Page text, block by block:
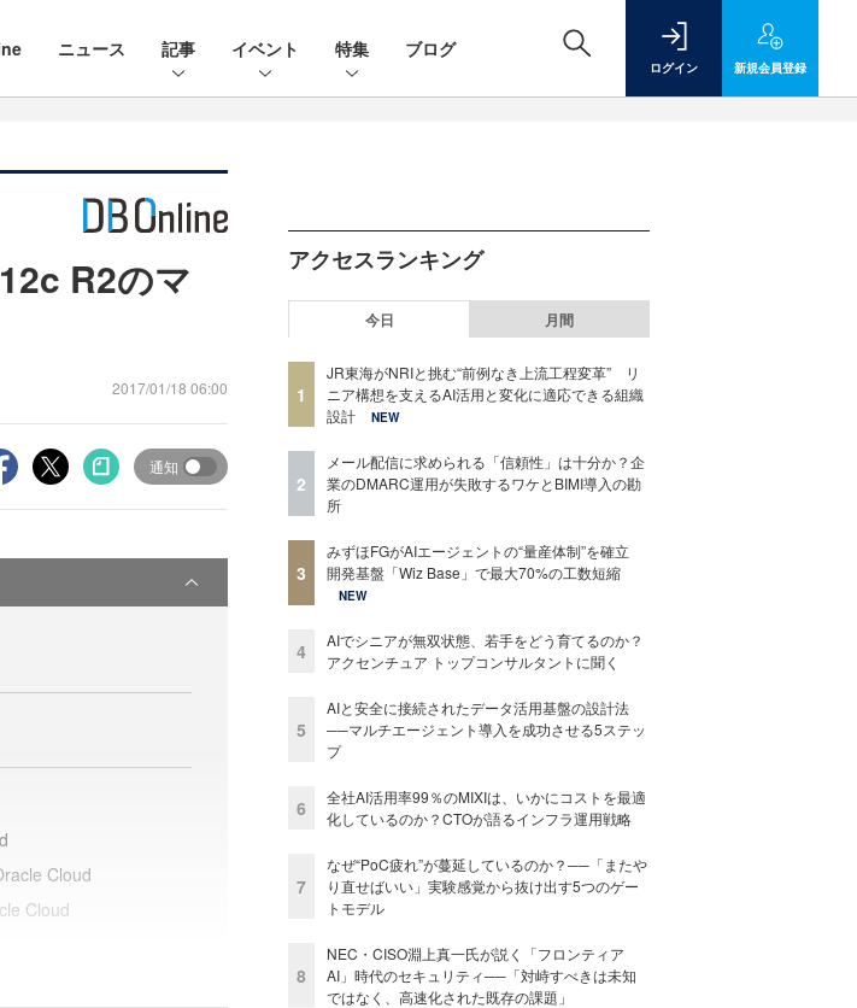
ニュース 記事 イベント 特集 ブログ
ログイン 新規会員登録
R2のマ
2017/01/18 06:00
通知
Cloud
Cloud
アクセスランキング
今日 月間
1
JR東海がNRIと挑む“前例なき上流工程変革” リ
ニア構想を支えるAI活用と変化に適応できる組織
設計
NEW
2
メール配信に求められる「信頼性」は十分か？企
業のDMARC運用が失敗するワケとBIMI導入の勘
所
3
みずほFGがAIエージェントの“量産体制”を確立
開発基盤「Wiz Base」で最大70%の工数短縮
NEW
4
AIでシニアが無双状態、若手をどう育てるのか？
アクセンチュア トップコンサルタントに聞く
5
AIと安全に接続されたデータ活用基盤の設計法
──マルチエージェント導入を成功させる5ステッ
プ
6
全社AI活用率99％のMIXIは、いかにコストを最適
化しているのか？CTOが語るインフラ運用戦略
7
なぜ“PoC疲れ”が蔓延しているのか？──「またや
り直せばいい」実験感覚から抜け出す5つのゲー
トモデル
8
NEC・CISO淵上真一氏が説く「フロンティア
AI」時代のセキュリティ──「対峙すべきは未知
ではなく、高速化された既存の課題」